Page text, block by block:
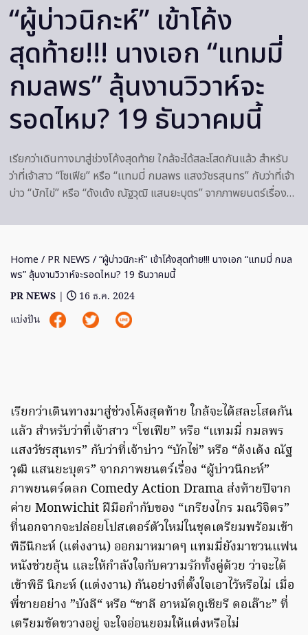
“ผู้บ่าวนิกะห์” เข้าโค้ง
สุดท้าย!!! นางเอก “แทมมี่
กมลพร” ลุ้นงานวิวาห์จะ
รอดไหม? 19 ธันวาคมนี้
เรียกว่าเดินทางมาสู่ช่วงโค้งสุดท้าย ใกล้จะได้สละโสดกันแล้ว สำหรับ
ว่าที่เจ้าสาว “โซเฟีย” หรือ “เเทมมี่ กมลพร แสงวัชรสุนทร” กับว่าที่เจ้า
บ่าว “บักไข่” หรือ “ด้งเด้ง ณัฐวุฒิ แสนยะบุตร” จากภาพยนตร์เรื่อง…
Home / PR NEWS / “ผู้บ่าวนิกะห์” เข้าโค้งสุดท้าย!!! นางเอก “แทมมี่ กมล
พร” ลุ้นงานวิวาห์จะรอดไหม? 19 ธันวาคมนี้
PR NEWS |
16 ธ.ค. 2024
แบ่งปัน
เรียกว่าเดินทางมาสู่ช่วงโค้งสุดท้าย ใกล้จะได้สละโสดกัน
แล้ว สำหรับว่าที่เจ้าสาว “โซเฟีย” หรือ “เเทมมี่ กมลพร
แสงวัชรสุนทร” กับว่าที่เจ้าบ่าว “บักไข่” หรือ “ด้งเด้ง ณัฐ
วุฒิ แสนยะบุตร” จากภาพยนตร์เรื่อง “ผู้บ่าวนิกะห์”
ภาพยนตร์ตลก Comedy Action Drama ส่งท้ายปีจาก
ค่าย Monwichit ฝีมือกำกับของ “เกรียงไกร มณวิจิตร”
ที่นอกจากจะปล่อยโปสเตอร์ตัวใหม่ในชุดเตรียมพร้อมเข้า
พิธีนิกะห์ (แต่งงาน) ออกมาหมาดๆ แทมมี่ยังมาชวนแฟน
หนังช่วยลุ้น และให้กำลังใจกับความรักทั้งคู่ด้วย ว่าจะได้
เข้าพิธี นิกะห์ (แต่งงาน) กันอย่างที่ตั้งใจเอาไว้หรือไม่ เมื่อ
พี่ชายอย่าง ”บังลี“ หรือ “ชาลี อาหมัดกูเชียรี ดอเล๊าะ” ที่
เตรียมขัดขวางอยู่ จะใจอ่อนยอมให้แต่งหรือไม่